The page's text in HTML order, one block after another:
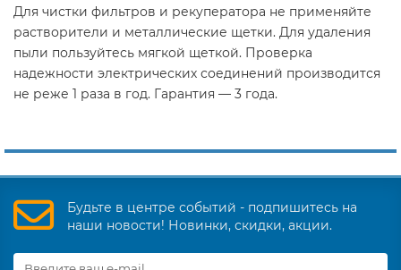
Для чистки фильтров и рекуператора не применяйте
растворители и металлические щетки. Для удаления
пыли пользуйтесь мягкой щеткой. Проверка
надежности электрических соединений производится
не реже 1 раза в год. Гарантия — 3 года.
Будьте в центре событий - подпишитесь на
наши новости! Новинки, скидки, акции.